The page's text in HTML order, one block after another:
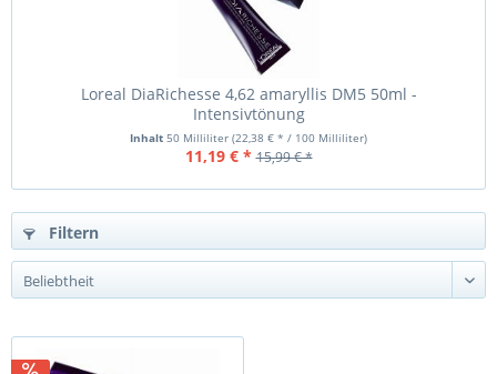
Loreal DiaRichesse 4,62 amaryllis DM5 50ml -
Intensivtönung
Inhalt 50 Milliliter (22,38 € * / 100 Milliliter)
11,19 € * 15,99 € *
Filtern